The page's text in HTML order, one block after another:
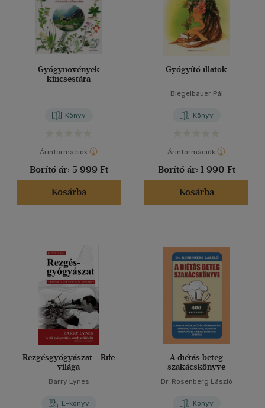
Gyógynövények
kincsestára
Könyv
Árinformációk
Borító ár: 5 999 Ft
Kosárba
Gyógyító illatok
Biegelbauer Pál
Könyv
Árinformációk
Borító ár: 1 990 Ft
Kosárba
Rezgésgyógyászat - Rife
világa
Barry Lynes
E-könyv
A diétás beteg
szakácskönyve
Dr. Rosenberg László
Könyv